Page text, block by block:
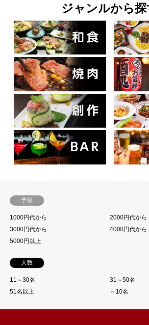
ジャンルから探
予算
1000円代から
2000円代から
3000円代から
4000円代から
5000円以上
人数
11～30名
31～50名
51名以上
～10名